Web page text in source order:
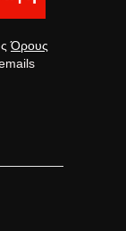
Όρους